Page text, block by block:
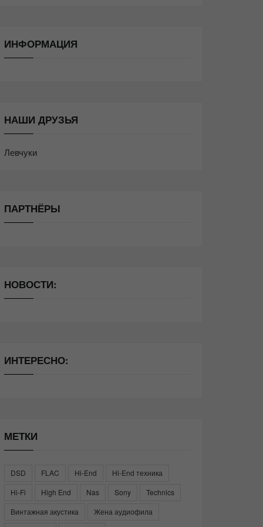
ИНФОРМАЦИЯ
НАШИ ДРУЗЬЯ
Левчуки
ПАРТНЁРЫ
НОВОСТИ:
ИНТЕРЕСНО:
МЕТКИ
DSD FLAC Hi-End
Hi-End техника
Hi-Fi
High End Nas Sony
Technics
Винтажная акустика
Жена аудиофила